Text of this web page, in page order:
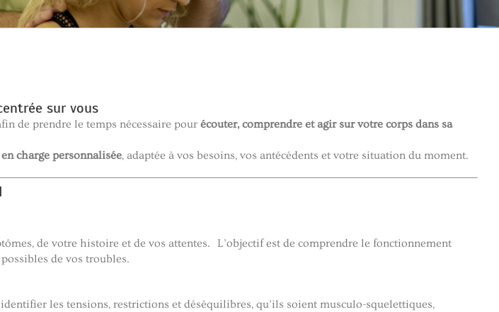
sur vous
de prendre le temps nécessaire pour écouter, comprendre et agir sur votre corps dans sa
charge personnalisée, adaptée à vos besoins, vos antécédents et votre situation du moment.
de votre histoire et de vos attentes. L’objectif est de comprendre le fonctionnement
de vos troubles.
les tensions, restrictions et déséquilibres, qu’ils soient musculo-squelettiques,